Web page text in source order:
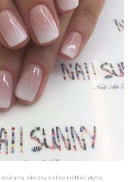
mleczną biel na krótkiej płytce.